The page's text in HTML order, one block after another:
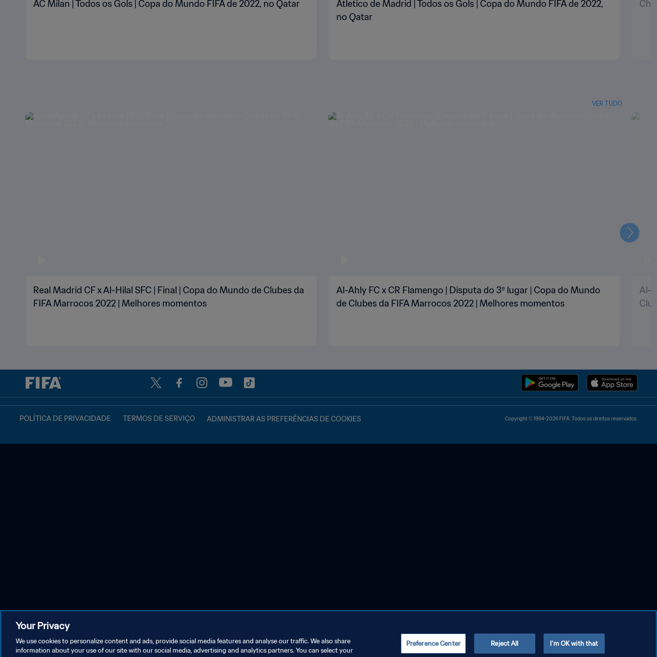
AC Milan | Todos os Gols | Copa do Mundo FIFA de 2022, no Qatar
Atletico de Madrid | Todos os Gols | Copa do Mundo FIFA de 2022,
no Qatar
VER TUDO
Real Madrid CF x Al-Hilal SFC | Final | Copa do Mundo de Clubes da
FIFA Marrocos 2022 | Melhores momentos
Al-Ahly FC x CR Flamengo | Disputa do 3º lugar | Copa do Mundo
de Clubes da FIFA Marrocos 2022 | Melhores momentos
Al-
POLÍTICA DE PRIVACIDADE TERMOS DE SERVIÇO ADMINISTRAR AS PREFERÊNCIAS DE COOKIES Copyright © 1994-2026 FIFA. Todos os direitos reservados.
Your Privacy
We use cookies to personalize content and ads, provide social media features and analyse our traffic. We also share
information about your use of our site with our social media, advertising and analytics partners. You can select your
Preference Center Reject All I'm OK with that